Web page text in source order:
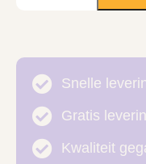
Snelle
Gratis
Kwaliteit